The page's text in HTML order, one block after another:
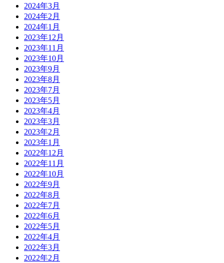
2024年3月
2024年2月
2024年1月
2023年12月
2023年11月
2023年10月
2023年9月
2023年8月
2023年7月
2023年5月
2023年4月
2023年3月
2023年2月
2023年1月
2022年12月
2022年11月
2022年10月
2022年9月
2022年8月
2022年7月
2022年6月
2022年5月
2022年4月
2022年3月
2022年2月